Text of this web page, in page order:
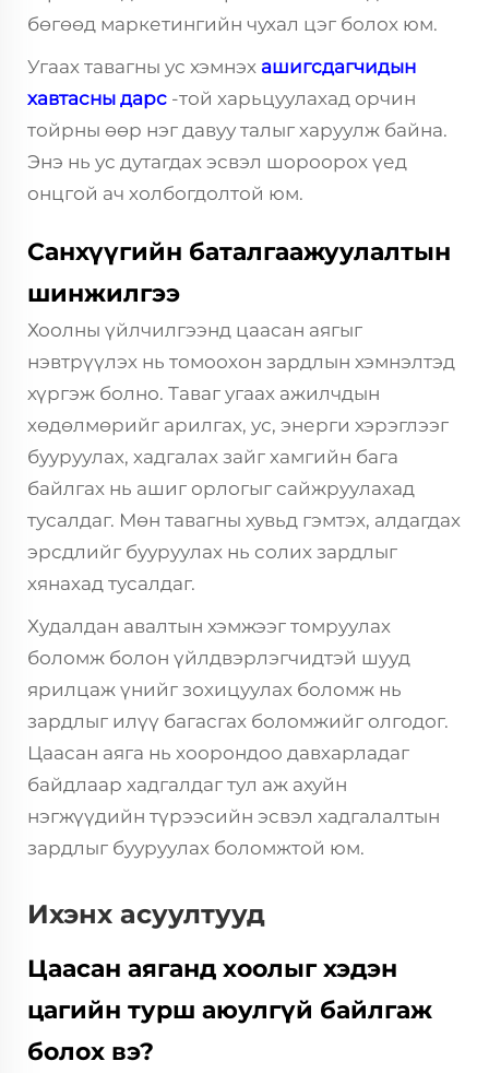
бөгөөд маркетингийн чухал цэг болох юм.
Угаах тавагны ус хэмнэх ашигсдагчидын
хавтасны дарс -той харьцуулахад орчин
тойрны өөр нэг давуу талыг харуулж байна.
Энэ нь ус дутагдах эсвэл шороорох үед
онцгой ач холбогдолтой юм.
Санхүүгийн баталгаажуулалтын
шинжилгээ
Хоолны үйлчилгээнд цаасан аягыг
нэвтрүүлэх нь томоохон зардлын хэмнэлтэд
хүргэж болно. Таваг угаах ажилчдын
хөдөлмөрийг арилгах, ус, энерги хэрэглээг
бууруулах, хадгалах зайг хамгийн бага
байлгах нь ашиг орлогыг сайжруулахад
тусалдаг. Мөн тавагны хувьд гэмтэх, алдагдах
эрсдлийг бууруулах нь солих зардлыг
хянахад тусалдаг.
Худалдан авалтын хэмжээг томруулах
боломж болон үйлдвэрлэгчидтэй шууд
ярилцаж үнийг зохицуулах боломж нь
зардлыг илүү багасгах боломжийг олгодог.
Цаасан аяга нь хоорондоо давхарладаг
байдлаар хадгалдаг тул аж ахуйн
нэгжүүдийн түрээсийн эсвэл хадгалалтын
зардлыг бууруулах боломжтой юм.
Ихэнх асуултууд
Цаасан аяганд хоолыг хэдэн
цагийн турш аюулгүй байлгаж
болох вэ?